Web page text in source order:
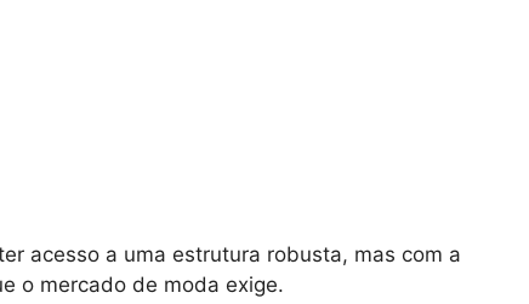
acesso a uma estrutura robusta, mas com a
o mercado de moda exige.